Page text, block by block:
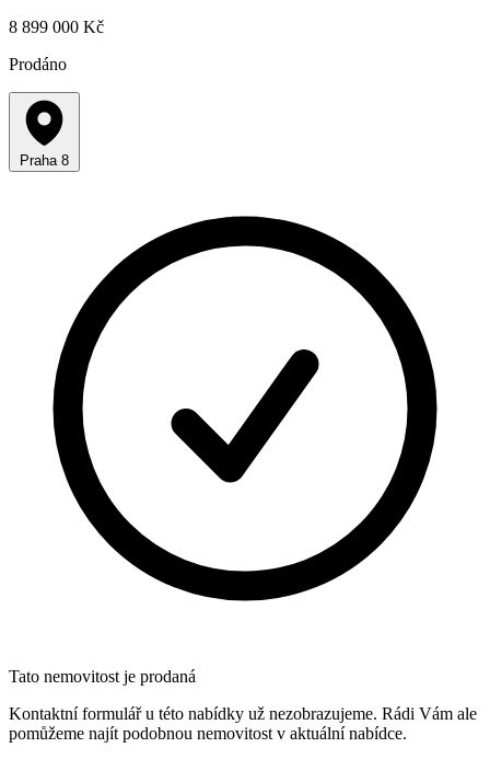
8 899 000 Kč
Prodáno
Praha 8
Tato nemovitost je prodaná
Kontaktní formulář u této nabídky už nezobrazujeme. Rádi Vám ale
pomůžeme najít podobnou nemovitost v aktuální nabídce.